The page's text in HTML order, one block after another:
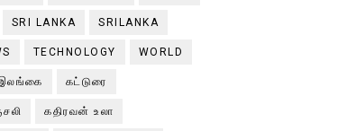
SRI LANKA SRILANKA
TECHNOLOGY WORLD
கட்டுரை
கதிரவன் உலா